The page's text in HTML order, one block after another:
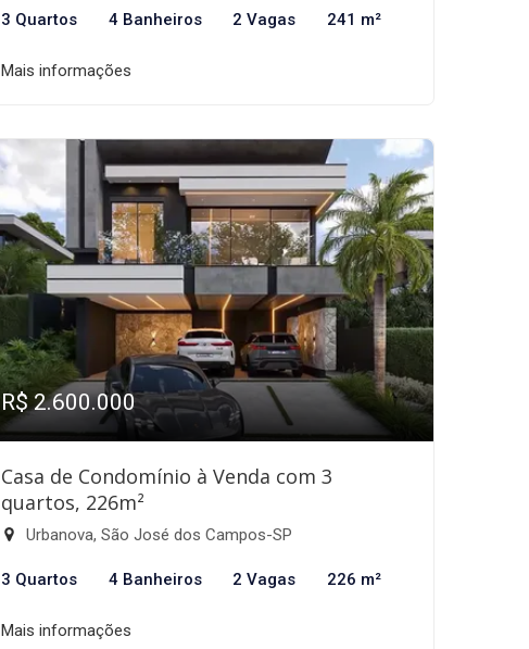
3 Quartos 4 Banheiros 2 Vagas 241 m²
Mais informações
R$ 2.600.000
Casa de Condomínio à Venda com 3
quartos, 226m²
Urbanova, São José dos Campos-SP
3 Quartos 4 Banheiros 2 Vagas 226 m²
Mais informações